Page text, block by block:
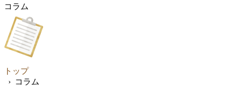
コラム
トップ
› コラム